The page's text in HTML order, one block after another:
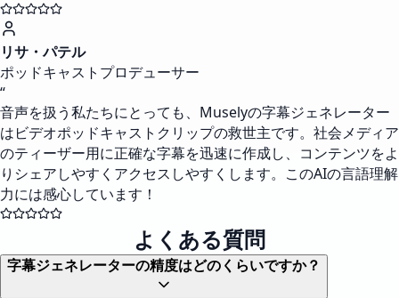
リサ・パテル
ポッドキャストプロデューサー
“
音声を扱う私たちにとっても、Muselyの字幕ジェネレーター
はビデオポッドキャストクリップの救世主です。社会メディア
のティーザー用に正確な字幕を迅速に作成し、コンテンツをよ
りシェアしやすくアクセスしやすくします。このAIの言語理解
力には感心しています！
よくある質問
字幕ジェネレーターの精度はどのくらいですか？